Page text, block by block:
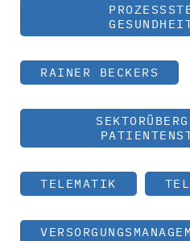
RAINER BECKERS
TELEMATIK